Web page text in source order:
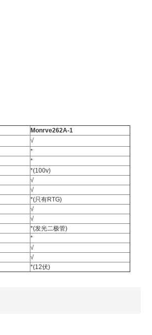
Monrve262A-1
√
*
*
*(100v)
√
√
*(只有RTG)
√
√
*(发光二极管)
*
√
√
*(12伏)